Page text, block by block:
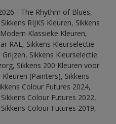
- The Rhythm of Blues,
RIJKS Kleuren, Sikkens
Klassieke Kleuren,
RAL, Sikkens Kleurselectie
Sikkens Kleurselectie
Sikkens 200 Kleuren voor
(Painters), Sikkens
Colour Futures 2024,
Colour Futures 2022,
Colour Futures 2019,